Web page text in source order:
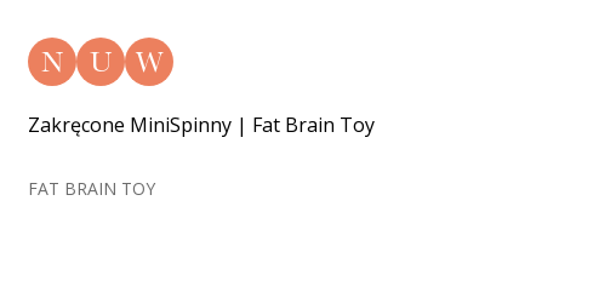
N U W
Zakręcone MiniSpinny | Fat Brain Toy
FAT BRAIN TOY